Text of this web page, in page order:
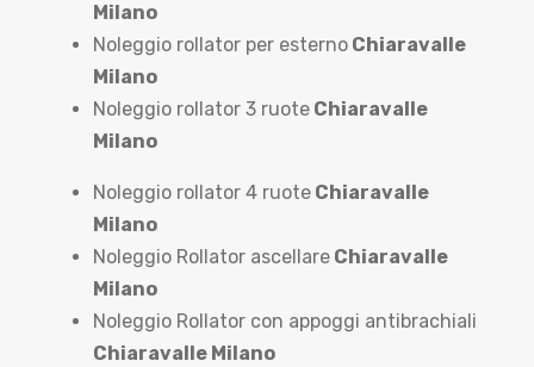
Milano
Noleggio rollator per esterno Chiaravalle
Milano
Noleggio rollator 3 ruote Chiaravalle
Milano
Noleggio rollator 4 ruote Chiaravalle
Milano
Noleggio Rollator ascellare Chiaravalle
Milano
Noleggio Rollator con appoggi antibrachiali
Chiaravalle Milano